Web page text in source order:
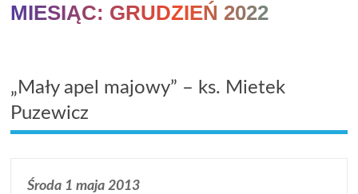
MIESIĄC: GRUDZIEŃ 2022
„Mały apel majowy” – ks. Mietek
Puzewicz
Środa 1 maja 2013